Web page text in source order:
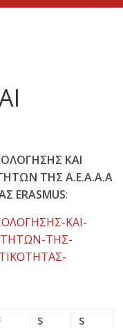
ΚΑΙ
ΤΗΣ Α.Ε.Α.Α.Α
ERASMUS:
ΚΑΙ-
ΤΗΣ-
S
S